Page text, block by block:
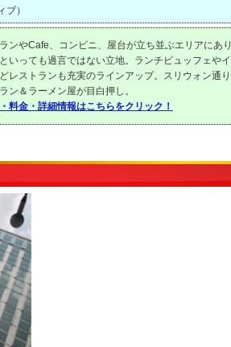
ブ）
ンやCafe、コンビニ、屋台が立ち並ぶエリアにあ
いっても過言ではない立地。ランチビュッフェや
レストランも充実のラインアップ。スリウォン通
ン＆ラーメン屋が目白押し。
料金・詳細情報はこちらをクリック！